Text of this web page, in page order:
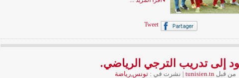
Tweet
إلى تدريب الترجي الرياضي.
من قبلtunisien.tn
| نشرت في :تونس,رياضة